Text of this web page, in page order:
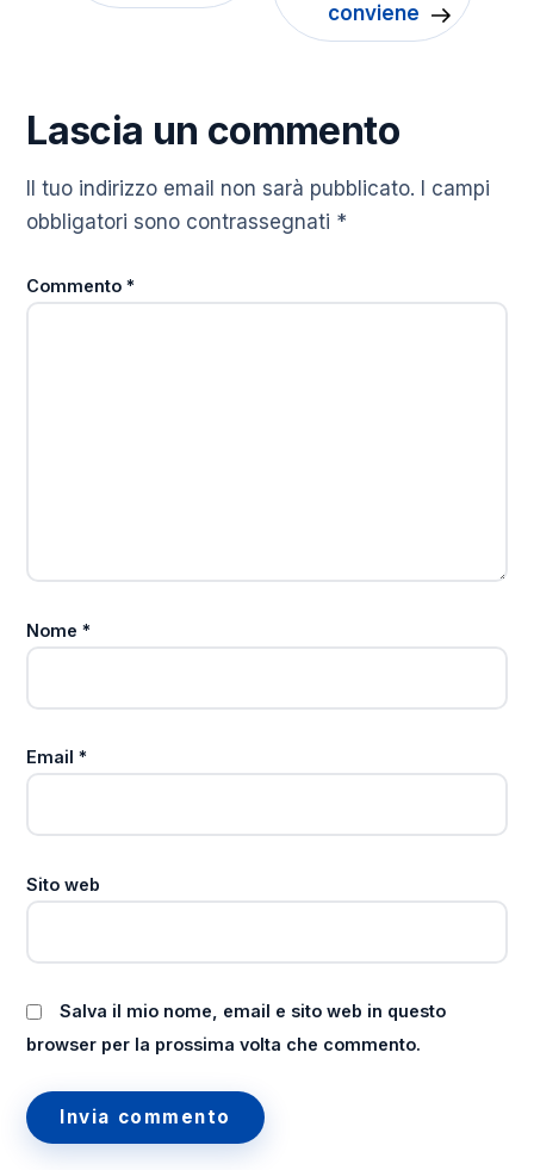
conviene
Lascia un commento
Il tuo indirizzo email non sarà pubblicato. I campi
obbligatori sono contrassegnati *
Commento*
Nome*
Email*
Sito web
Salva il mio nome, email e sito web in questo
browser per la prossima volta che commento.